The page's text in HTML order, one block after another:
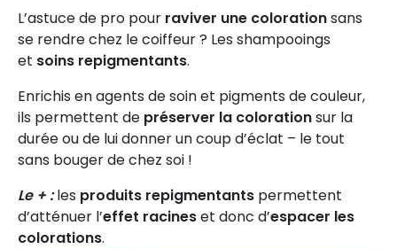
L’astuce de pro pour raviver une colorationsans
se rendre chez le coiffeur ? Les shampooings
et soins repigmentants.
Enrichis en agents de soin et pigments de couleur,
ils permettent de préserver la colorationsur la
durée ou de lui donner un coup d’éclat – le tout
sans bouger de chez soi !
Le + :les produits repigmentants permettent
d’atténuer l’effet racineset donc d’espacer les
colorations.